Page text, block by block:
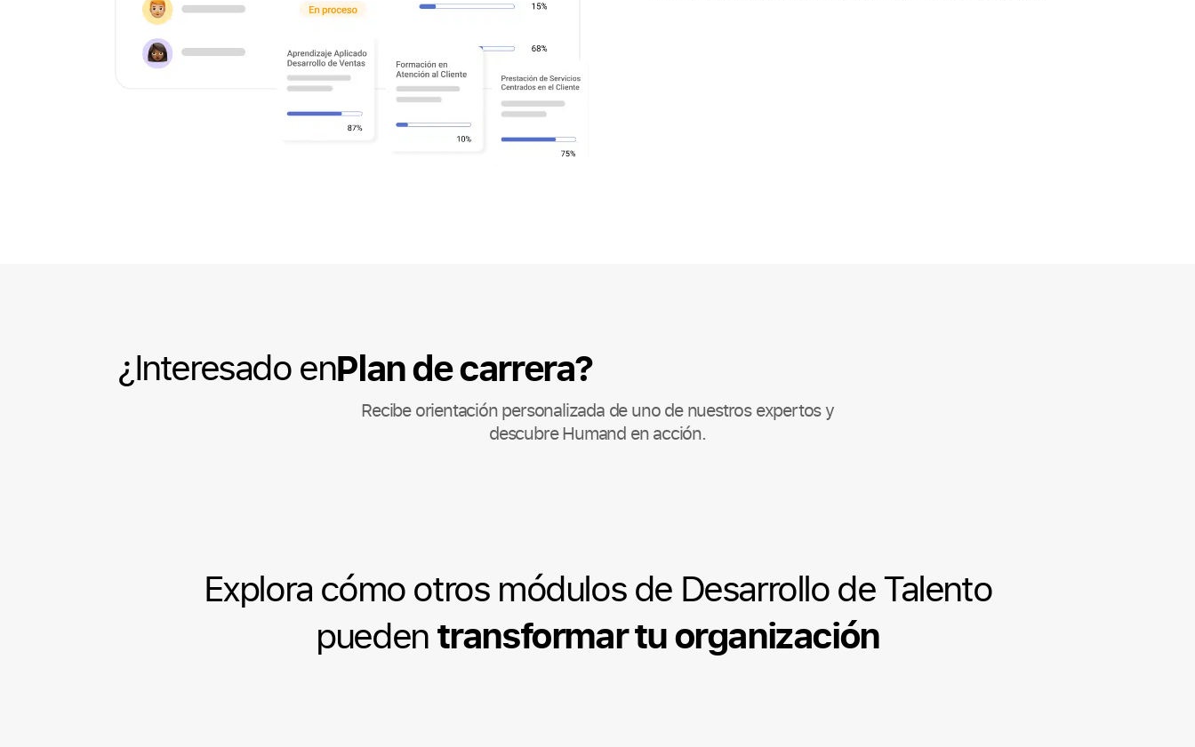
¿Interesado enPlan de carrera?
Recibe orientación personalizada de uno de nuestros expertos y
descubre Humand en acción.
Explora cómo otros módulos de Desarrollo de Talento
puedentransformar tu organización